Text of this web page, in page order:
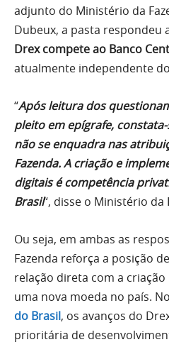
adjunto do Ministério da
Dubeux, a pasta respondeu
Drex compete ao Banco
atualmente independente
“Após leitura dos
pleito em epígrafe,
não se enquadra nas
Fazenda. A criação e
digitais é competência
Brasil“, disse o Ministério da
Ou seja, em ambas as
Fazenda reforça a posição
relação direta com a
uma nova moeda no país.
do Brasil, os avanços do
prioritária de